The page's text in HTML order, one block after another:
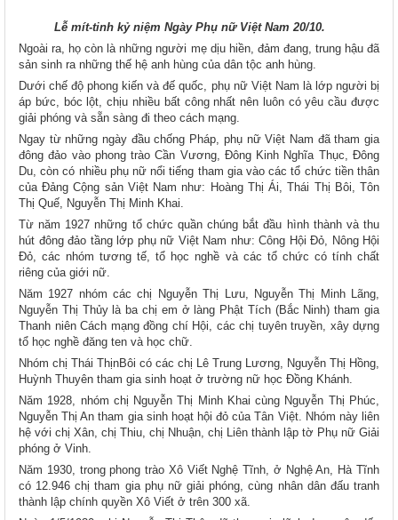
Lễ mít-tinh kỷ niệm Ngày Phụ nữ Việt Nam 20/10.
Ngoài ra, họ còn là những người mẹ dịu hiền, đảm đang, trung hậu đã
sản sinh ra những thế hệ anh hùng của dân tộc anh hùng.
Dưới chế độ phong kiến và đế quốc, phụ nữ Việt Nam là lớp người bị
áp bức, bóc lột, chịu nhiều bất công nhất nên luôn có yêu cầu được
giải phóng và sẵn sàng đi theo cách mạng.
Ngay từ những ngày đầu chống Pháp, phụ nữ Việt Nam đã tham gia
đông đảo vào phong trào Cần Vương, Đông Kinh Nghĩa Thục, Đông
Du, còn có nhiều phụ nữ nổi tiếng tham gia vào các tổ chức tiền thân
của Đảng Cộng sản Việt Nam như: Hoàng Thị Ái, Thái Thị Bôi, Tôn
Thị Quế, Nguyễn Thị Minh Khai.
Từ năm 1927 những tổ chức quần chúng bắt đầu hình thành và thu
hút đông đảo tầng lớp phụ nữ Việt Nam như: Công Hội Đỏ, Nông Hội
Đỏ, các nhóm tương tế, tổ học nghề và các tổ chức có tính chất
riêng của giới nữ.
Năm 1927 nhóm các chị Nguyễn Thị Lưu, Nguyễn Thị Minh Lãng,
Nguyễn Thị Thủy là ba chị em ở làng Phật Tích (Bắc Ninh) tham gia
Thanh niên Cách mạng đồng chí Hội, các chị tuyên truyền, xây dựng
tổ học nghề đăng ten và học chữ.
Nhóm chị Thái ThịnBôi có các chị Lê Trung Lương, Nguyễn Thị Hồng,
Huỳnh Thuyên tham gia sinh hoạt ở trường nữ học Đồng Khánh.
Năm 1928, nhóm chị Nguyễn Thị Minh Khai cùng Nguyễn Thị Phúc,
Nguyễn Thị An tham gia sinh hoạt hội đỏ của Tân Việt. Nhóm này liên
hệ với chị Xân, chị Thiu, chị Nhuận, chị Liên thành lập tờ Phụ nữ Giải
phóng ở Vinh.
Năm 1930, trong phong trào Xô Viết Nghệ Tĩnh, ở Nghệ An, Hà Tĩnh
có 12.946 chị tham gia phụ nữ giải phóng, cùng nhân dân đấu tranh
thành lập chính quyền Xô Viết ở trên 300 xã.